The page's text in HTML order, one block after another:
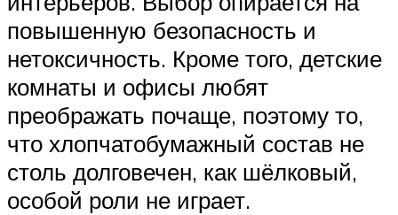
повышенную безопасность и
нетоксичность. Кроме того, детские
комнаты и офисы любят
преображать почаще, поэтому то,
что хлопчатобумажный состав не
столь долговечен, как шёлковый,
особой роли не играет.